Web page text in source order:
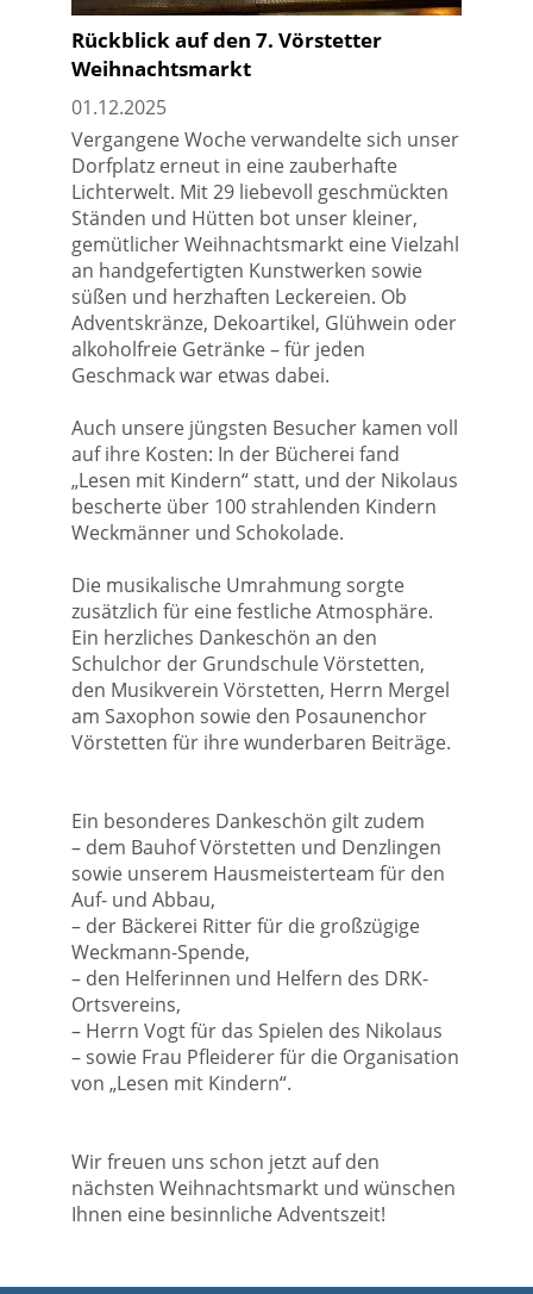
Rückblick auf den 7. Vörstetter
Weihnachtsmarkt
01.12.2025
Vergangene Woche verwandelte sich unser
Dorfplatz erneut in eine zauberhafte
Lichterwelt. Mit 29 liebevoll geschmückten
Ständen und Hütten bot unser kleiner,
gemütlicher Weihnachtsmarkt eine Vielzahl
an handgefertigten Kunstwerken sowie
süßen und herzhaften Leckereien. Ob
Adventskränze, Dekoartikel, Glühwein oder
alkoholfreie Getränke – für jeden
Geschmack war etwas dabei.
Auch unsere jüngsten Besucher kamen voll
auf ihre Kosten: In der Bücherei fand
„Lesen mit Kindern“ statt, und der Nikolaus
bescherte über 100 strahlenden Kindern
Weckmänner und Schokolade.
Die musikalische Umrahmung sorgte
zusätzlich für eine festliche Atmosphäre.
Ein herzliches Dankeschön an den
Schulchor der Grundschule Vörstetten,
den Musikverein Vörstetten, Herrn Mergel
am Saxophon sowie den Posaunenchor
Vörstetten für ihre wunderbaren Beiträge.
Ein besonderes Dankeschön gilt zudem
– dem Bauhof Vörstetten und Denzlingen
sowie unserem Hausmeisterteam für den
Auf- und Abbau,
– der Bäckerei Ritter für die großzügige
Weckmann-Spende,
– den Helferinnen und Helfern des DRK-
Ortsvereins,
– Herrn Vogt für das Spielen des Nikolaus
– sowie Frau Pfleiderer für die Organisation
von „Lesen mit Kindern“.
Wir freuen uns schon jetzt auf den
nächsten Weihnachtsmarkt und wünschen
Ihnen eine besinnliche Adventszeit!